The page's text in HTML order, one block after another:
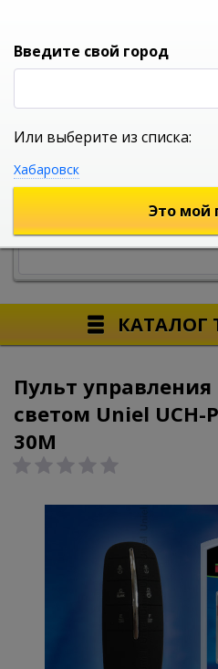
УНИВЕРСАЛЬНЫЙ ИНТЕРНЕТ
КАТАЛОГ
Пульт управления
светом Uniel UCH-
30M
Введите свой город
Или выберите из списка:
Хабаровск
Это мой